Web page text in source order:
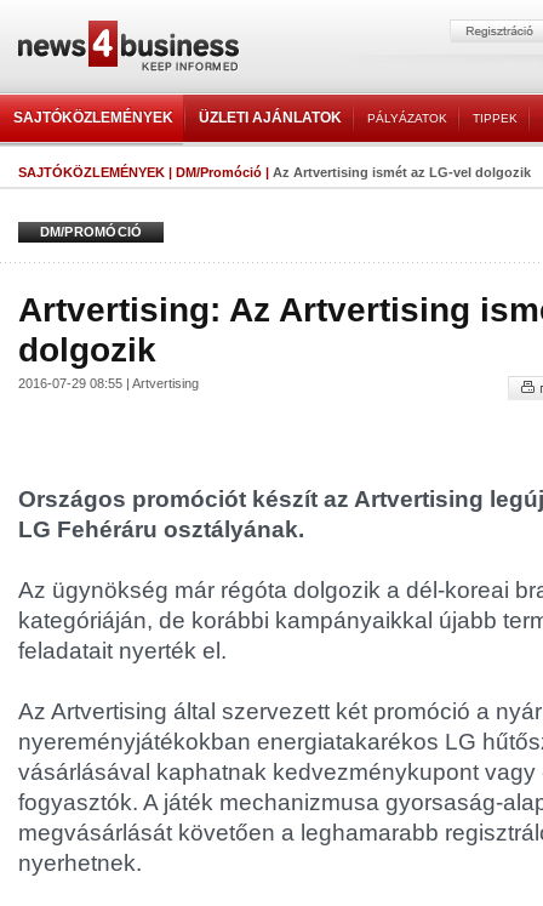
SAJTÓKÖZLEMÉNYEK ÜZLETI AJÁNLATOK PÁLYÁZATOK TIPPEK
SAJTÓKÖZLEMÉNYEK | DM/Promóció | Az Artvertising ismét az LG-vel dolgozik
DM/PROMÓCIÓ
Artvertising: Az Artvertising
dolgozik
2016-07-29 08:55 | Artvertising
Országos promóciót készít az Artvertising
LG Fehéráru osztályának.
Az ügynökség már régóta dolgozik a dél-koreai
kategóriáján, de korábbi kampányaikkal újabb
feladatait nyerték el.
Az Artvertising által szervezett két promóció a
nyereményjátékokban energiatakarékos LG
vásárlásával kaphatnak kedvezménykupont
fogyasztók. A játék mechanizmusa gyorsaság-
megvásárlását követően a leghamarabb
nyerhetnek.